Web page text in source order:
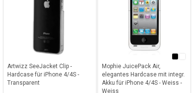
Artwizz SeeJacket Clip -
Hardcase für iPhone 4/4S -
Transparent
Mophie JuicePack Air,
elegantes Hardcase mit integr.
Akku für iPhone 4/4S - Weiss -
Weiss